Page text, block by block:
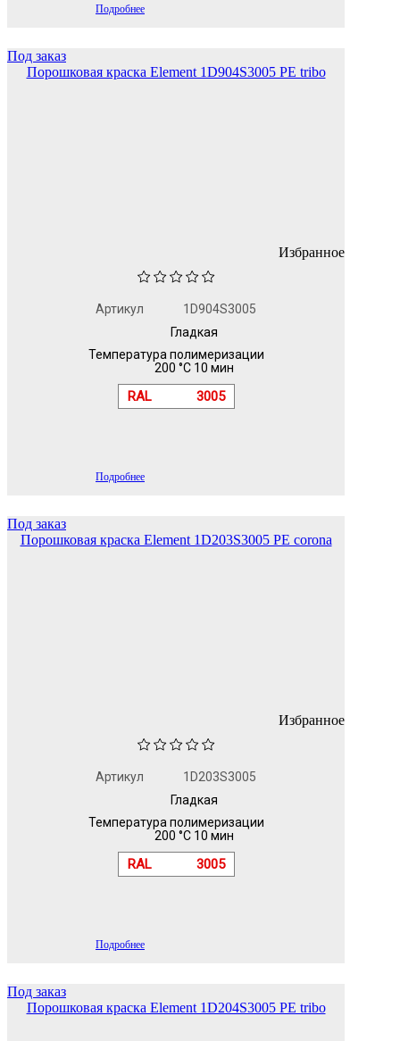
Подробнее
Под заказ
Порошковая краска Element 1D904S3005 PE tribo
Избранное
Артикул
1D904S3005
Гладкая
Температура полимеризации
200 °C 10 мин
RAL 3005
Подробнее
Под заказ
Порошковая краска Element 1D203S3005 PE corona
Избранное
Артикул
1D203S3005
Гладкая
Температура полимеризации
200 °C 10 мин
RAL 3005
Подробнее
Под заказ
Порошковая краска Element 1D204S3005 PE tribo